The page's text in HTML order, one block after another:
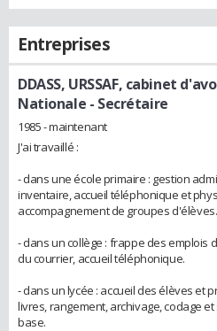
Entreprises
DDASS, URSSAF, cabinet
Nationale - Secrétaire
1985 - maintenant
J'ai travaillé :
- dans une école primaire : gestion
inventaire, accueil téléphonique et
accompagnement de groupes d'élèves.
- dans un collège : frappe des emplois
du courrier, accueil téléphonique.
- dans un lycée : accueil des élèves et
livres, rangement, archivage, codage
base.